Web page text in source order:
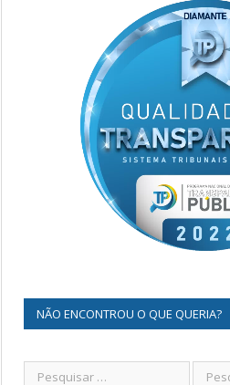
NÃO ENCONTROU O QUE QUERIA?